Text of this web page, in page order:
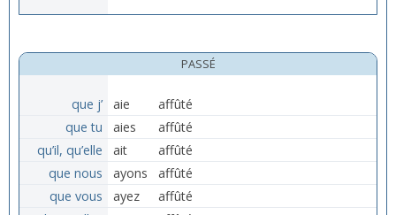
PASSÉ
que j’ aie
affûté
que tu
aies
affûté
qu’il, qu’elle
ait
affûté
que nous
ayons
affûté
que vous
ayez
affûté